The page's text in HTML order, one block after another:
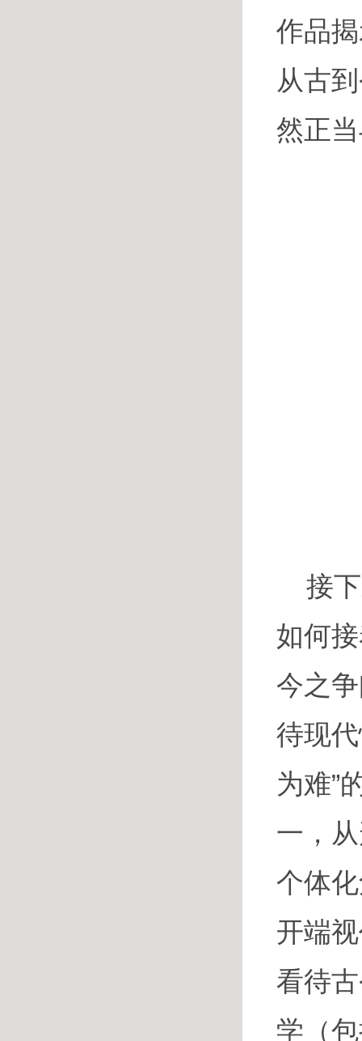
作品
从古
然正
接
如何
今之
待现
为难”
一，
个体
开端
看待
学（